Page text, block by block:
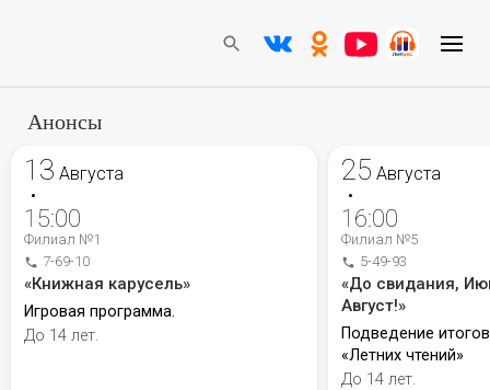
Анонсы
13 Августа
•
15:00
Филиал №1
7-69-10
«Книжная карусель»
Игровая программа.
До 14 лет.
25 Августа
•
16:00
Филиал №5
5-49-93
«До свидания,
Август!»
Подведение
«Летних чтений»
До 14 лет.